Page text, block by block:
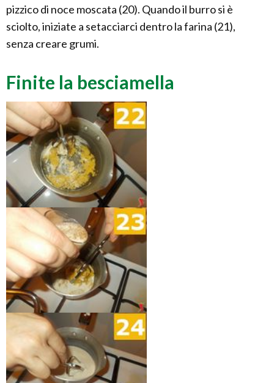
pizzico di noce moscata (20). Quando il burro si è
sciolto, iniziate a setacciarci dentro la farina (21),
senza creare grumi.
Finite la besciamella